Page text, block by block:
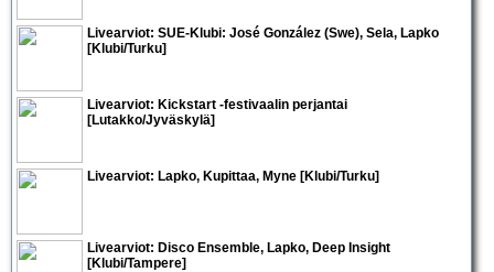
Livearviot: SUE-Klubi: José González (Swe), Sela, Lapko
[Klubi/Turku]
Livearviot: Kickstart -festivaalin perjantai
[Lutakko/Jyväskylä]
Livearviot: Lapko, Kupittaa, Myne [Klubi/Turku]
Livearviot: Disco Ensemble, Lapko, Deep Insight
[Klubi/Tampere]